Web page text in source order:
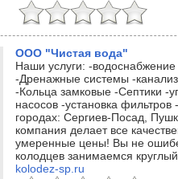
ООО "Чистая вода"
Наши услуги: -
-Дренажные системы -
-Кольца замковые -Септики -
насосов -установка
городах: Сергиев-Посад,
компания делает все
умеренные цены! Вы не
колодцев занимаемся круглый
kolodez-sp.ru